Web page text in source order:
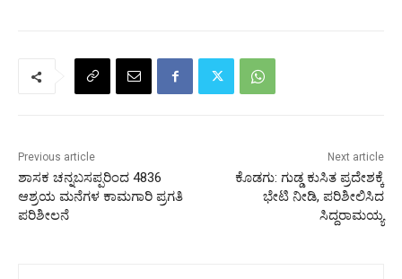
Previous article
ಶಾಸಕ ಚನ್ನಬಸಪ್ಪರಿಂದ 4836
ಆಶ್ರಯ ಮನೆಗಳ ಕಾಮಗಾರಿ ಪ್ರಗತಿ
ಪರಿಶೀಲನೆ
Next article
ಕೊಡಗು: ಗುಡ್ಡ ಕುಸಿತ ಪ್ರದೇಶಕ್ಕೆ
ಭೇಟಿ ನೀಡಿ, ಪರಿಶೀಲಿಸಿದ
ಸಿದ್ದರಾಮಯ್ಯ